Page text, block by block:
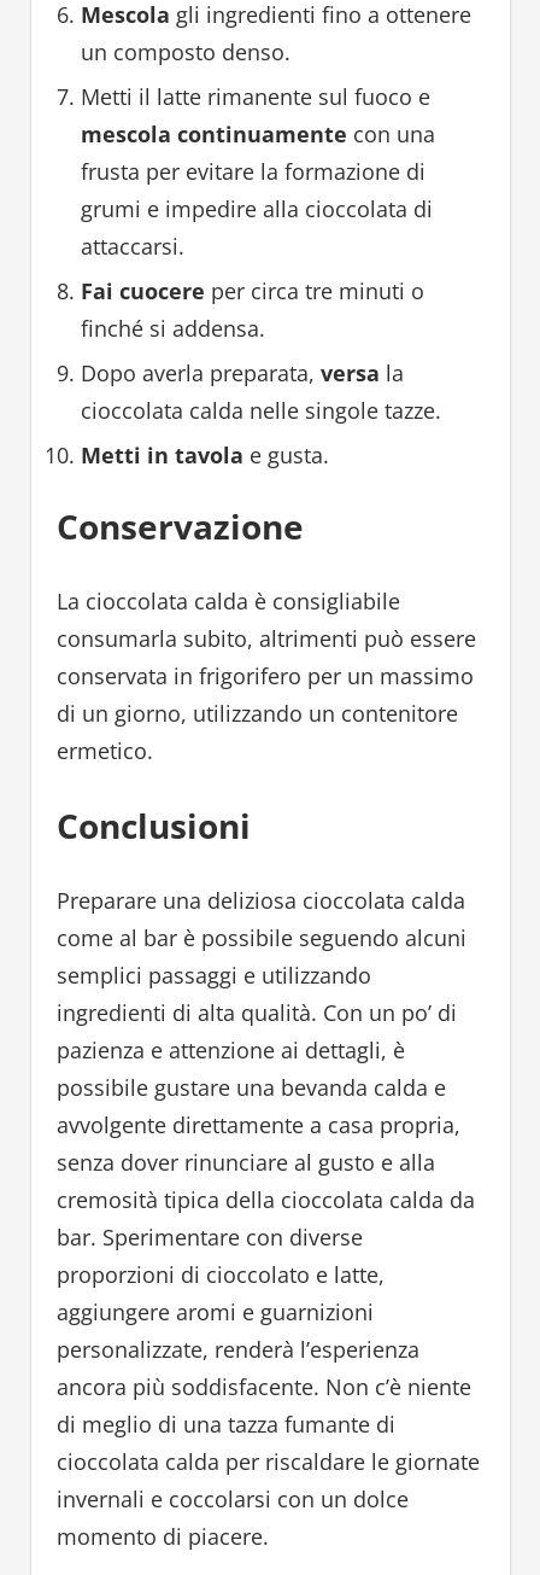
Mescola gli ingredienti fino a ottenere
un composto denso.
Metti il latte rimanente sul fuoco e
mescola continuamente con una
frusta per evitare la formazione di
grumi e impedire alla cioccolata di
attaccarsi.
Fai cuocere per circa tre minuti o
finché si addensa.
Dopo averla preparata, versa la
cioccolata calda nelle singole tazze.
Metti in tavola e gusta.
Conservazione
La cioccolata calda è consigliabile
consumarla subito, altrimenti può essere
conservata in frigorifero per un massimo
di un giorno, utilizzando un contenitore
ermetico.
Conclusioni
Preparare una deliziosa cioccolata calda
come al bar è possibile seguendo alcuni
semplici passaggi e utilizzando
ingredienti di alta qualità. Con un po’ di
pazienza e attenzione ai dettagli, è
possibile gustare una bevanda calda e
avvolgente direttamente a casa propria,
senza dover rinunciare al gusto e alla
cremosità tipica della cioccolata calda da
bar. Sperimentare con diverse
proporzioni di cioccolato e latte,
aggiungere aromi e guarnizioni
personalizzate, renderà l’esperienza
ancora più soddisfacente. Non c’è niente
di meglio di una tazza fumante di
cioccolata calda per riscaldare le giornate
invernali e coccolarsi con un dolce
momento di piacere.